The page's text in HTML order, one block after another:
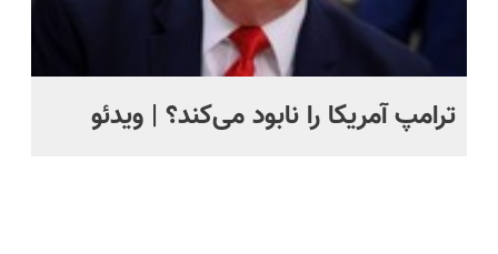
ترامپ آمریکا را نابود می‌کند؟ | ویدئو